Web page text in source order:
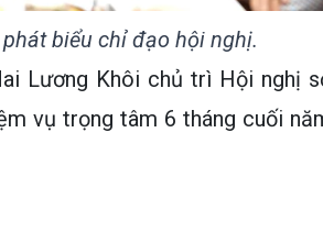
biểu chỉ đạo hội nghị.
Lương Khôi chủ trì Hội nghị
vụ trọng tâm 6 tháng cuối